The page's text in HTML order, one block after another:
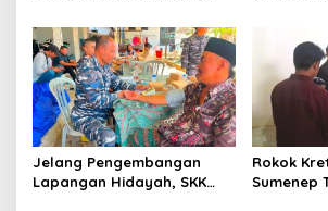
Jelang Pengembangan
Lapangan Hidayah, SKK
Rokok
Sumenep